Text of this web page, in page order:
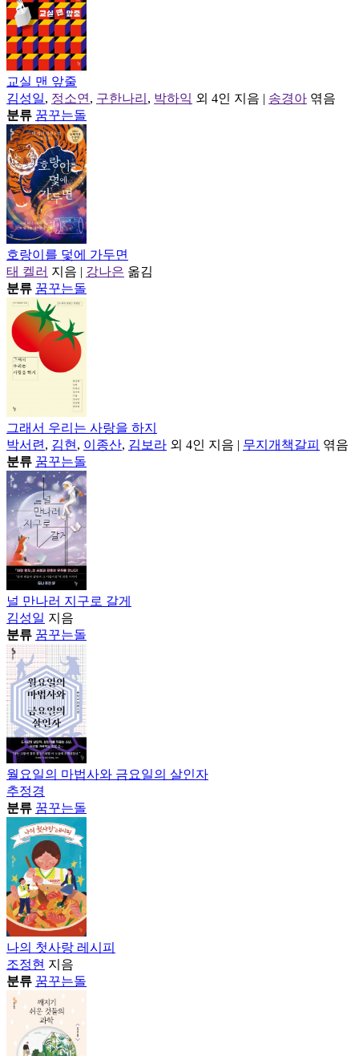
교실 맨 앞줄
김성일, 정소연 , 구한나리 , 박하익 외 4인 지음 | 송경아 엮음
분류 꿈꾸는돌
호랑이를 덫에 가두면
태 켈러 지음 | 강나은 옮김
분류 꿈꾸는돌
그래서 우리는 사랑을 하지
박서련 , 김현 , 이종산, 김보라 외 4인 지음 | 무지개책갈피 엮음
분류 꿈꾸는돌
널 만나러 지구로 갈게
김성일 지음
분류 꿈꾸는돌
월요일의 마법사와 금요일의 살인자
추정경
분류 꿈꾸는돌
나의 첫사랑 레시피
조정현 지음
분류 꿈꾸는돌